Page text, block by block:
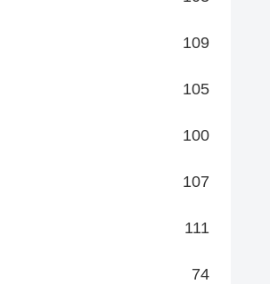
109
105
100
107
111
74